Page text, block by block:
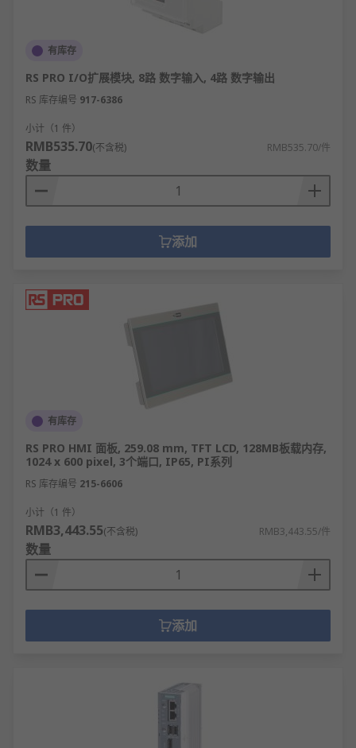
有库存
RS PRO I/O扩展模块, 8路 数字输入, 4路 数字输出
RS 库存编号 917-6386
小计（1 件）
RMB535.70(不含税) RMB535.70/件
数量
添加
有库存
RS PRO HMI 面板, 259.08 mm, TFT LCD, 128MB板载内存,
1024 x 600 pixel, 3个端口, IP65, PI系列
RS 库存编号 215-6606
小计（1 件）
RMB3,443.55(不含税) RMB3,443.55/件
数量
添加